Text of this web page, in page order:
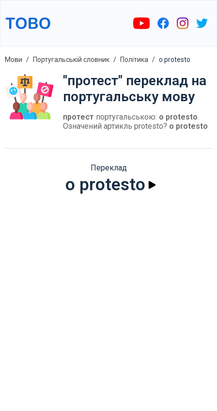
Мови Португальській словник Політика o protesto
"протест" переклад на
португальську мову
протест португальською: o protesto.
Означений артикль protesto? o protesto
Переклад
o protesto